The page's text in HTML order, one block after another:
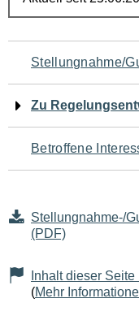
Navigation
für
den
Seiteninhalt
Stellungnahme/
Zu
Betroffene
Stellungnahme-/
(PDF)
Inhalt dieser Seite
(Mehr